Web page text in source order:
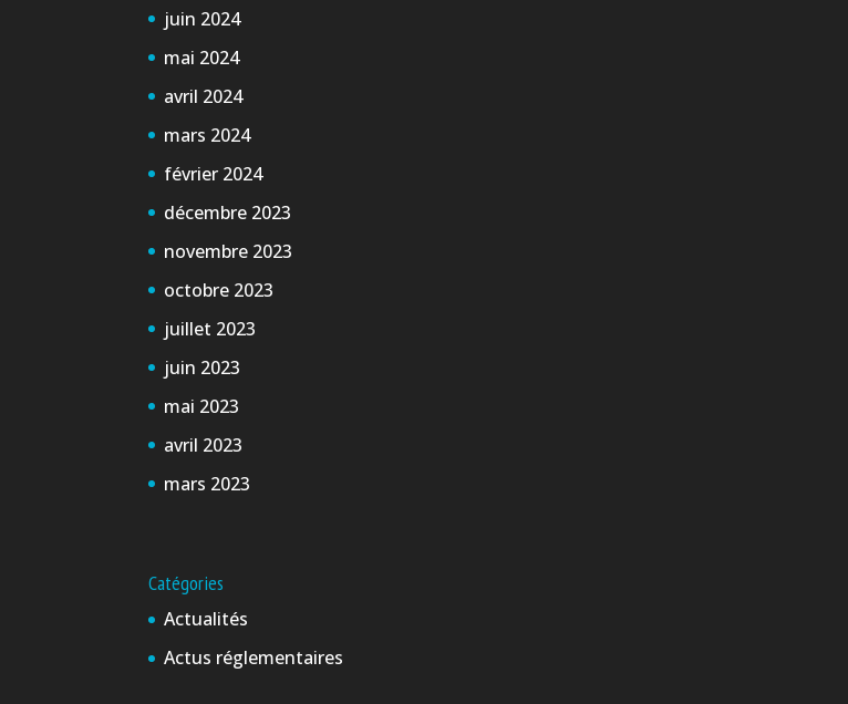
juin 2024
mai 2024
avril 2024
mars 2024
février 2024
décembre 2023
novembre 2023
octobre 2023
juillet 2023
juin 2023
mai 2023
avril 2023
mars 2023
Catégories
Actualités
Actus réglementaires